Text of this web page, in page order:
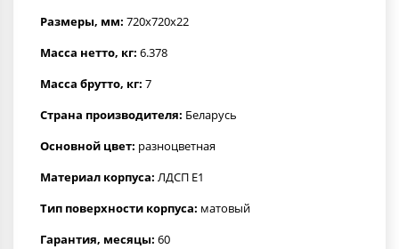
Размеры, мм: 720x720x22
Масса нетто, кг: 6.378
Масса брутто, кг: 7
Страна производителя: Беларусь
Основной цвет: разноцветная
Материал корпуса: ЛДСП Е1
Тип поверхности корпуса: матовый
Гарантия, месяцы: 60